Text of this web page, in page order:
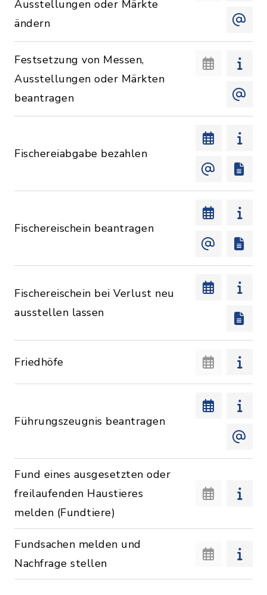
Ausstellungen oder Märkte
ändern
Festsetzung von Messen,
Ausstellungen oder Märkten
beantragen
Fischereiabgabe bezahlen
Fischereischein beantragen
Fischereischein bei Verlust neu
ausstellen lassen
Friedhöfe
Führungszeugnis beantragen
Fund eines ausgesetzten oder
freilaufenden Haustieres
melden (Fundtiere)
Fundsachen melden und
Nachfrage stellen